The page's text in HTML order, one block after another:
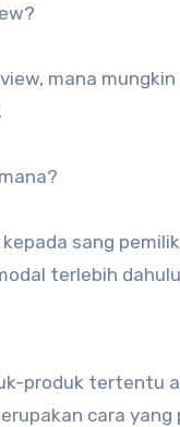
mana
sang
terlebih
produk tertentu
cara